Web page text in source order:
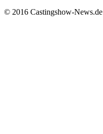
© 2016 Castingshow-News.de